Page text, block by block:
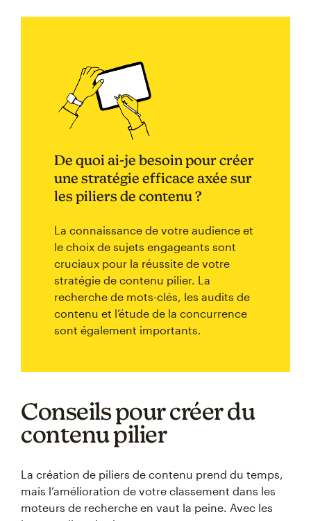
De quoi ai-je besoin pour créer
une stratégie efficace axée sur
les piliers de contenu ?
La connaissance de votre audience et
le choix de sujets engageants sont
cruciaux pour la réussite de votre
stratégie de contenu pilier. La
recherche de mots-clés, les audits de
contenu et l’étude de la concurrence
sont également importants.
Conseils pour créer du
contenu pilier
La création de piliers de contenu prend du temps,
mais l’amélioration de votre classement dans les
moteurs de recherche en vaut la peine. Avec les